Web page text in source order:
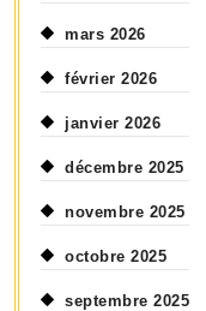
mars 2026
février 2026
janvier 2026
décembre 2025
novembre 2025
octobre 2025
septembre 2025